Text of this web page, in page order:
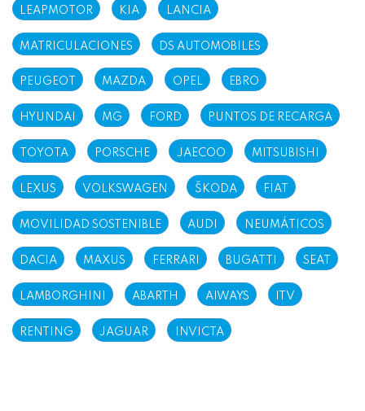
LEAPMOTOR KIA LANCIA
MATRICULACIONES DS AUTOMOBILES
PEUGEOT MAZDA OPEL EBRO
HYUNDAI MG FORD PUNTOS DE RECARGA
TOYOTA PORSCHE JAECOO MITSUBISHI
LEXUS VOLKSWAGEN ŠKODA FIAT
MOVILIDAD SOSTENIBLE AUDI NEUMÁTICOS
DACIA MAXUS FERRARI BUGATTI SEAT
LAMBORGHINI ABARTH AIWAYS ITV
RENTING JAGUAR INVICTA